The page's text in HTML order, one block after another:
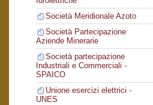
Società Meridionale Azoto
Società Partecipazione
Aziende Minerarie
Società partecipazione
Industriali e Commerciali -
SPAICO
Unione esercizi elettrici -
UNES